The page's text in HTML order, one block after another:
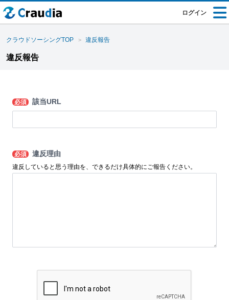
ログイン
クラウドソーシングTOP 違反報告
違反報告
必須 該当URL
必須 違反理由
違反していると思う理由を、できるだけ具体的にご報告ください。